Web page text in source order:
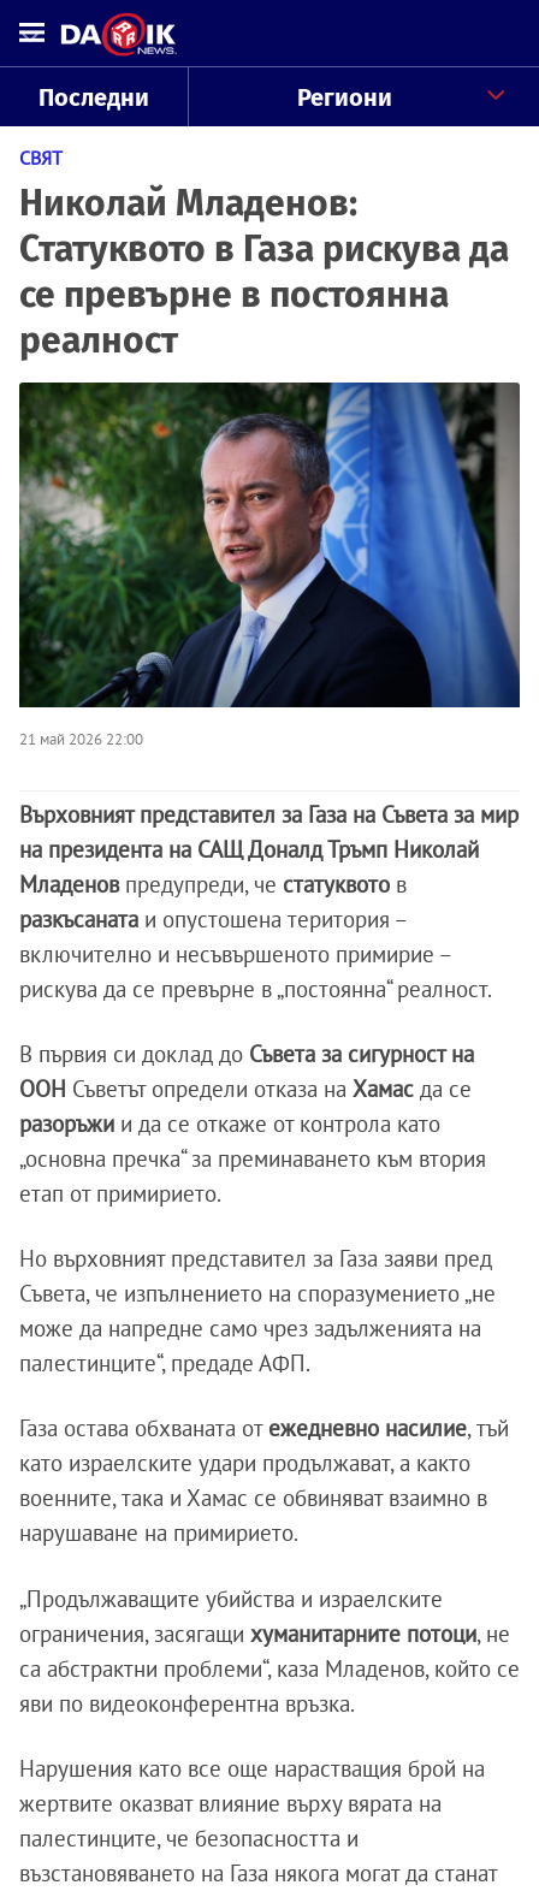
Последни Региони
СВЯТ
Николай Младенов:
Статуквото в Газа рискува да
се превърне в постоянна
реалност
21 май 2026 22:00
Върховният представител за Газа на Съвета за мир
на президента на САЩ Доналд Тръмп Николай
Младенов предупреди, че статуквото в
разкъсаната и опустошена територия –
включително и несъвършеното примирие –
рискува да се превърне в „постоянна“ реалност.
В първия си доклад до Съвета за сигурност на
ООН Съветът определи отказа на Хамас да се
разоръжи и да се откаже от контрола като
„основна пречка“ за преминаването към втория
етап от примирието.
Но върховният представител за Газа заяви пред
Съвета, че изпълнението на споразумението „не
може да напредне само чрез задълженията на
палестинците“, предаде АФП.
Газа остава обхваната от ежедневно насилие, тъй
като израелските удари продължават, а както
военните, така и Хамас се обвиняват взаимно в
нарушаване на примирието.
„Продължаващите убийства и израелските
ограничения, засягащи хуманитарните потоци, не
са абстрактни проблеми“, каза Младенов, който се
яви по видеоконферентна връзка.
Нарушения като все още нарастващия брой на
жертвите оказват влияние върху вярата на
палестинците, че безопасността и
възстановяването на Газа някога могат да станат